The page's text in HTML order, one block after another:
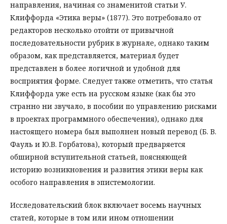
направления, начиная со знаменитой статьи У.
Клиффорда «Этика веры» (1877). Это потребовало от
редакторов несколько отойти от привычной
последовательности рубрик в журнале, однако таким
образом, как представляется, материал будет
представлен в более логичной и удобной для
восприятия форме. Следует также отметить, что статья
Клиффорда уже есть на русском языке (как бы это
странно ни звучало, в пособии по управлению рисками
в проектах программного обеспечения), однако для
настоящего номера был выполнен новый перевод (Б. В.
Фауль и Ю.В. Горбатова), который предваряется
обширной вступительной статьей, поясняющей
историю возникновения и развития этики веры как
особого направления в эпистемологии.
Исследовательский блок включает восемь научных
статей, которые в том или ином отношении